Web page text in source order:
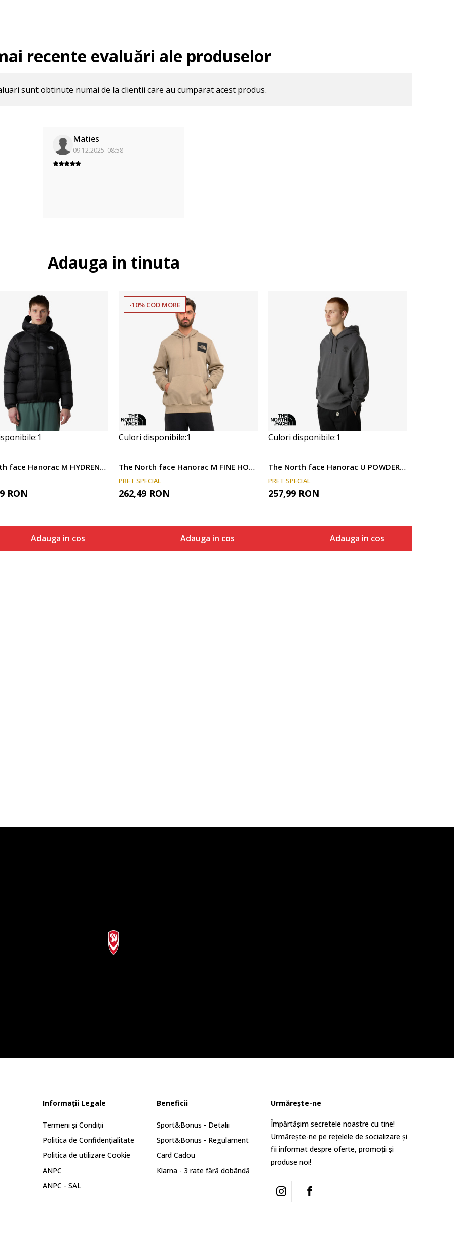
recente evaluări ale produselor
sunt obtinute numai de la clientii care au cumparat acest produs.
Maties
09.12.2025. 08:58
Adauga in tinuta
1
The North face Hanorac M HYDRENALITE DOWN HOODIE
RON
Adauga in cos
-10% COD MORE
Culori disponibile:1
The North face Hanorac M FINE HOODIE
PRET SPECIAL
262,49 RON
Adauga in cos
Culori disponibile:1
The North face Hanorac U POWDER DAYS RELAXED HD SWS-GRAPHIC
PRET SPECIAL
257,99 RON
Adauga in cos
Informații Legale
Termeni și Condiții
Politica de Confidențialitate
Politica de utilizare Cookie
ANPC
ANPC - SAL
Beneficii
Sport&Bonus - Detalii
Sport&Bonus - Regulament
Card Cadou
Klarna - 3 rate fără dobândă
Urmărește-ne
Împărtășim secretele noastre cu tine!
Urmărește-ne pe rețelele de socializare și
fii informat despre oferte, promoții și
produse noi!